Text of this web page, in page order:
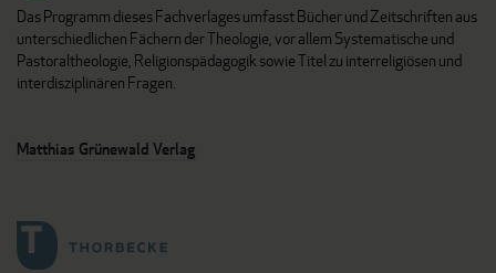
Das Programm dieses Fachverlages umfasst Bücher und Zeitschriften aus
unterschiedlichen Fächern der Theologie, vor allem Systematische und
Pastoraltheologie, Religionspädagogik sowie Titel zu interreligiösen und
interdisziplinären Fragen.
Matthias Grünewald Verlag